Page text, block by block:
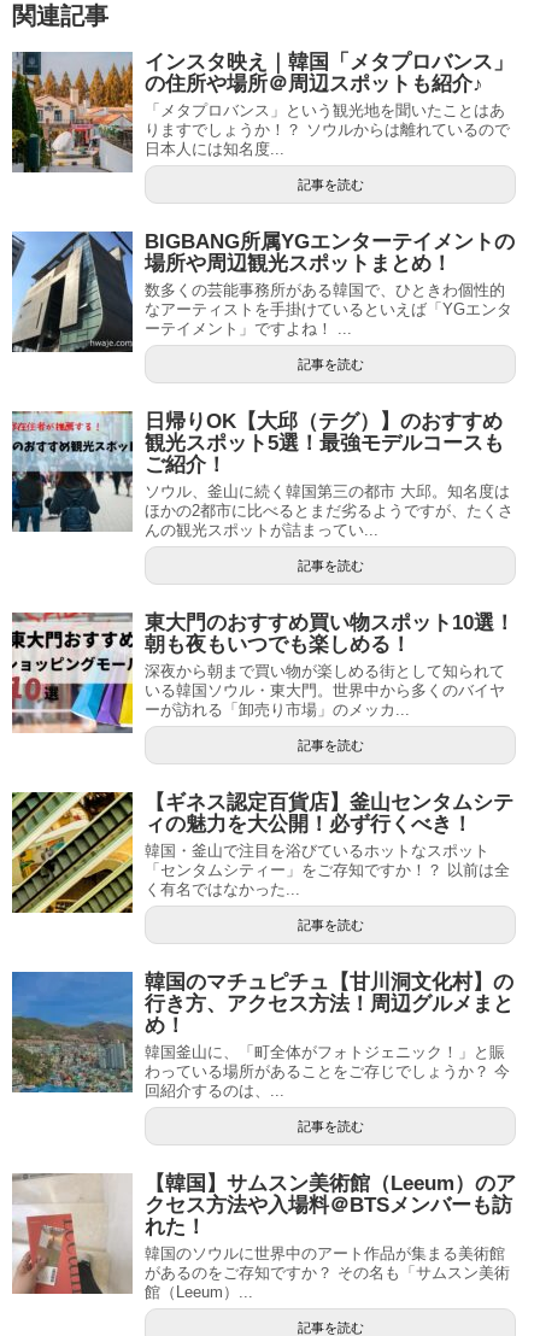
関連記事
インスタ映え｜韓国「メタプロバンス」
の住所や場所＠周辺スポットも紹介♪
「メタプロバンス」という観光地を聞いたことはあ
りますでしょうか！？ ソウルからは離れているので
日本人には知名度...
記事を読む
BIGBANG所属YGエンターテイメントの
場所や周辺観光スポットまとめ！
数多くの芸能事務所がある韓国で、ひときわ個性的
なアーティストを手掛けているといえば「YGエンタ
ーテイメント」ですよね！ ...
記事を読む
日帰りOK【大邱（テグ）】のおすすめ
観光スポット5選！最強モデルコースも
ご紹介！
ソウル、釜山に続く韓国第三の都市 大邱。知名度は
ほかの2都市に比べるとまだ劣るようですが、たくさ
んの観光スポットが詰まってい...
記事を読む
東大門のおすすめ買い物スポット10選！
朝も夜もいつでも楽しめる！
深夜から朝まで買い物が楽しめる街として知られて
いる韓国ソウル・東大門。世界中から多くのバイヤ
ーが訪れる「卸売り市場」のメッカ...
記事を読む
【ギネス認定百貨店】釜山センタムシテ
ィの魅力を大公開！必ず行くべき！
韓国・釜山で注目を浴びているホットなスポット
「センタムシティー」をご存知ですか！？ 以前は全
く有名ではなかった...
記事を読む
韓国のマチュピチュ【甘川洞文化村】の
行き方、アクセス方法！周辺グルメまと
め！
韓国釜山に、「町全体がフォトジェニック！」と賑
わっている場所があることをご存じでしょうか？ 今
回紹介するのは、...
記事を読む
【韓国】サムスン美術館（Leeum）のア
クセス方法や入場料＠BTSメンバーも訪
れた！
韓国のソウルに世界中のアート作品が集まる美術館
があるのをご存知ですか？ その名も「サムスン美術
館（Leeum）...
記事を読む